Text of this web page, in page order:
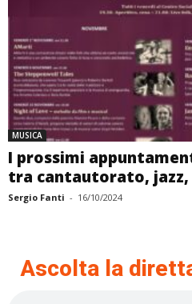
MUSICA
I prossimi
tra cantautorato, jazz,
Sergio Fanti - 16/10/2024
Ascolta la